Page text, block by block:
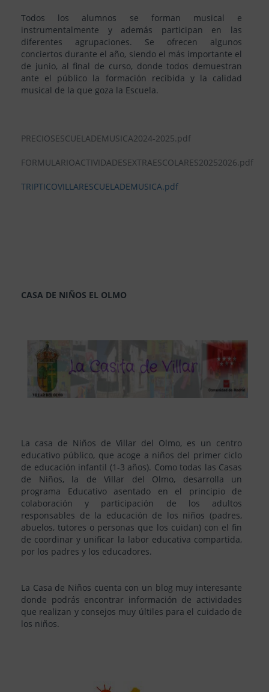
Todos los alumnos se forman musical e
instrumentalmente y además participan en las
diferentes agrupaciones. Se ofrecen algunos
conciertos durante el año, siendo el más importante el
de junio, al final de curso, donde todos demuestran
ante el público la formación recibida y la calidad
musical de la que goza la Escuela.
PRECIOSESCUELADEMUSICA2024-2025.pdf
FORMULARIOACTIVIDADESEXTRAESCOLARES20252026.pdf
TRIPTICOVILLARESCUELADEMUSICA.pdf
CASA DE NIÑOS EL OLMO
La casa de Niños de Villar del Olmo, es un centro
educativo público, que acoge a niños del primer ciclo
de educación infantil (1-3 años). Como todas las Casas
de Niños, la de Villar del Olmo, desarrolla un
programa Educativo asentado en el principio de
colaboración y participación de los adultos
responsables de la educación de los niños (padres,
abuelos, tutores o personas que los cuidan) con el fin
de coordinar y unificar la labor educativa compartida,
por los padres y los educadores.
La Casa de Niños cuenta con un blog muy interesante
donde podrás encontrar información de actividades
que realizan y consejos muy últiles para el cuidado de
los niños.